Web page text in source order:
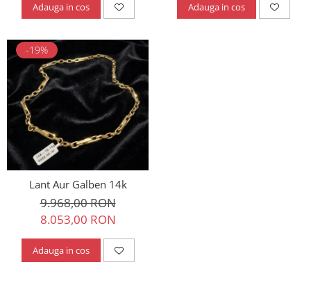
Adauga in cos Adauga in cos
-19%
Lant Aur Galben 14k
9.968,00 RON
8.053,00 RON
Adauga in cos